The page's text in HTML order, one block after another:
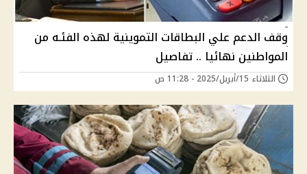
وقف الدعم علي البطاقات التموينية لهذه الفئـه من
المواطنين نهائيا .. تفاصيل
الثلاثاء 15/أبريل/2025 - 11:28 ص